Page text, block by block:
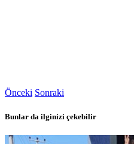
Önceki Sonraki
Bunlar da ilginizi çekebilir